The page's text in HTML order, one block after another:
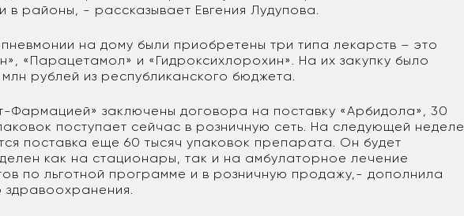
в районы, - рассказывает Евгения Лудупова.
на дому были приобретены три типа лекарств – это
«Парацетамол» и «Гидроксихлорохин». На их закупку было
рублей из республиканского бюджета.
Фармацией» заключены договора на поставку «Арбидола», 30
поступает сейчас в розничную сеть. На следующей неделе
поставка еще 60 тысяч упаковок препарата. Он будет
как на стационары, так и на амбулаторное лечение
по льготной программе и в розничную продажу,- дополнила
здравоохранения.